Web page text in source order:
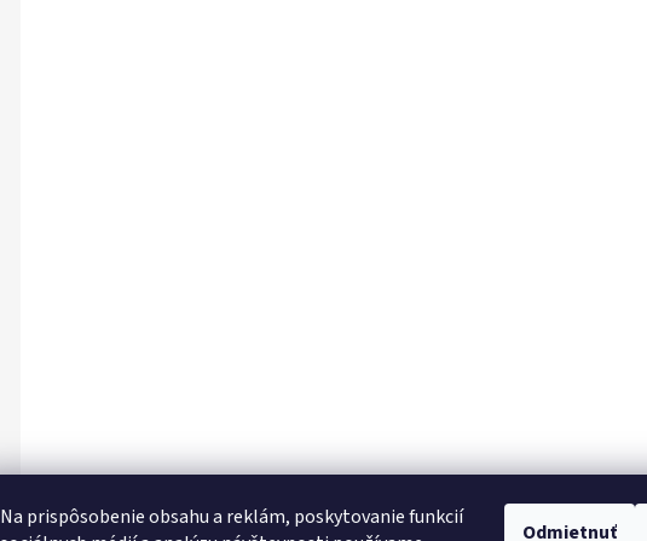
Na prispôsobenie obsahu a reklám, poskytovanie funkcií
Odmietnuť